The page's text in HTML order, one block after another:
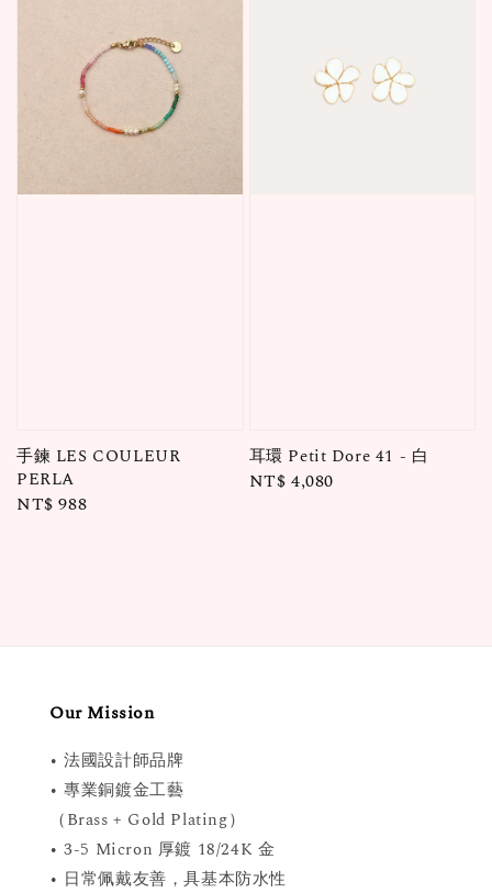
手鍊 LES COULEUR
PERLA
Regular
NT$ 988
耳環 Petit Dore 41 - 白
Regular
NT$ 4,080
Our Mission
• 法國設計師品牌
• 專業銅鍍金工藝
（Brass + Gold Plating）
• 3-5 Micron 厚鍍 18/24K 金
• 日常佩戴友善，具基本防水性